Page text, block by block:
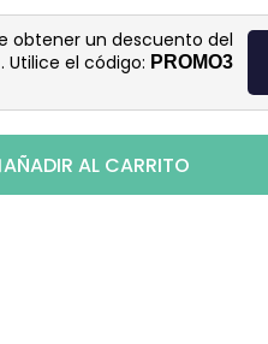
obtener un descuento del
. Utilice el código: PROMO3
AÑADIR AL CARRITO